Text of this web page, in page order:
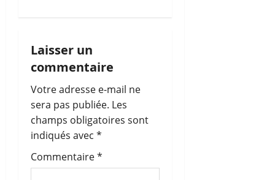
o
n
d
’
a
Laisser un
commentaire
Votre adresse e-mail ne
sera pas publiée. Les
champs obligatoires sont
indiqués avec *
Commentaire*